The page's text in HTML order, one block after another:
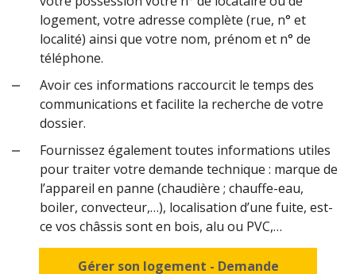
logement, votre adresse complète (rue, n° et
localité) ainsi que votre nom, prénom et n° de
téléphone.
Avoir ces informations raccourcit le temps des
communications et facilite la recherche de votre
dossier.
Fournissez également toutes informations utiles
pour traiter votre demande technique : marque de
l’appareil en panne (chaudière ; chauffe-eau,
boiler, convecteur,…), localisation d’une fuite, est-
ce vos châssis sont en bois, alu ou PVC,…
Gérer son logement - Demande